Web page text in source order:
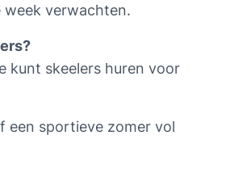
week verwachten.
een sportieve zomer vol